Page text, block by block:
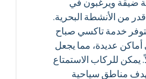
من الأنشطة البحرية.
خدمة تاكسي صباح
أماكن عديدة، مما يجعل
يمكن للركاب الاستمتاع
مناطق سياحية